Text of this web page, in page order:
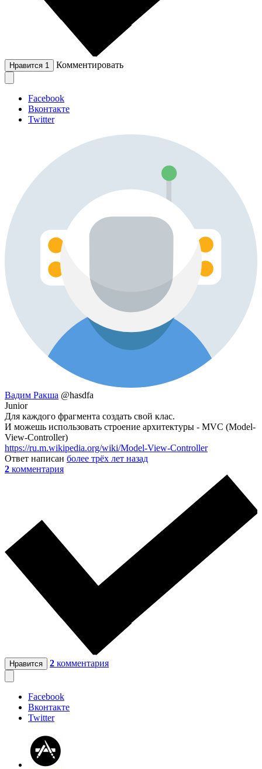
Нравится 1 Комментировать
Facebook
Вконтакте
Twitter
Вадим Ракша @hasdfa
Junior
Для каждого фрагмента создать свой клас.
И можешь использовать строение архитектуры - MVC (Model-
View-Controller)
https://ru.m.wikipedia.org/wiki/Model-View-Controller
Ответ написан более трёх лет назад
2 комментария
Нравится 2 комментария
Facebook
Вконтакте
Twitter